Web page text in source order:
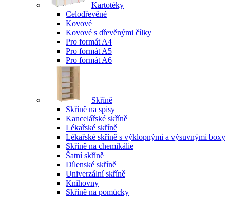
Kartotéky
Celodřevěné
Kovové
Kovové s dřevěnými čílky
Pro formát A4
Pro formát A5
Pro formát A6
Skříně
Skříně na spisy
Kancelářské skříně
Lékařské skříně
Lékařské skříně s výklopnými a výsuvnými boxy
Skříně na chemikálie
Šatní skříně
Dílenské skříně
Univerzální skříně
Knihovny
Skříně na pomůcky